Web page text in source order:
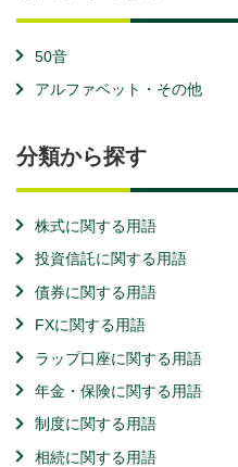
50音
アルファベット・その他
分類から探す
株式に関する用語
投資信託に関する用語
債券に関する用語
FXに関する用語
ラップ口座に関する用語
年金・保険に関する用語
制度に関する用語
相続に関する用語